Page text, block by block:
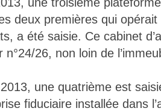
deux premières qui
a été saisie. Ce cabinet
n°24/26, non loin de
une quatrième est
fiduciaire installée dans